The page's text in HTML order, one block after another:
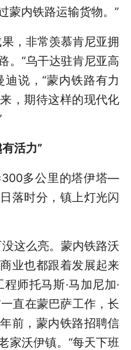
蒙内铁路运输货物。”
，非常羡慕肯尼亚拥
。”乌干达驻肯尼亚高
说，“蒙内铁路有力
，期待这样的现代化
活力”
多公里的塔伊塔—
落时分，镇上灯光闪
这么亮。蒙内铁路沃
业也都跟着发展起来
师托马斯·马加尼加·
直在蒙巴萨工作，长
前，蒙内铁路招聘信
家沃伊镇。“每天下班